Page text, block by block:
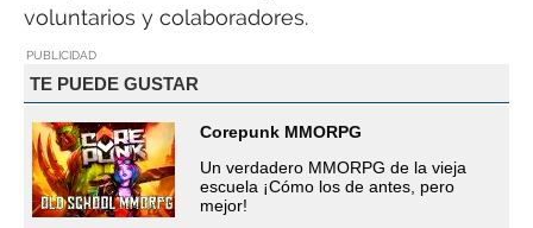
voluntarios y colaboradores.
PUBLICIDAD
TE PUEDE GUSTAR
Corepunk MMORPG
Un verdadero MMORPG de la vieja
escuela ¡Cómo los de antes, pero
mejor!